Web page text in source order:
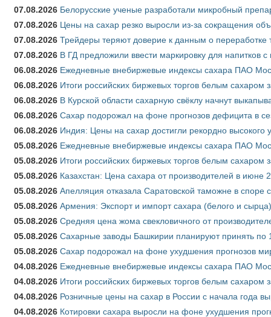
07.08.2026 Белорусские ученые разработали микробный
07.08.2026 Цены на сахар резко выросли из-за сокращения
07.08.2026 Трейдеры теряют доверие к данным о переработке
07.08.2026 В ГД предложили ввести маркировку для напитков
06.08.2026 Ежедневные внебиржевые индексы сахара ПАО
06.08.2026 Итоги российских биржевых торгов белым сахаром
06.08.2026 В Курской области сахарную свёклу начнут
06.08.2026 Сахар подорожал на фоне прогнозов дефицита в
06.08.2026 Индия: Цены на сахар достигли рекордно высокого
05.08.2026 Ежедневные внебиржевые индексы сахара ПАО
05.08.2026 Итоги российских биржевых торгов белым сахаром
05.08.2026 Казахстан: Цена сахара от производителей в июне
05.08.2026 Апелляция отказала Саратовской таможне в
05.08.2026 Армения: Экспорт и импорт сахара (белого и
05.08.2026 Средняя цена жома свекловичного от
05.08.2026 Сахарные заводы Башкирии планируют принять по
05.08.2026 Сахар подорожал на фоне ухудшения прогнозов
04.08.2026 Ежедневные внебиржевые индексы сахара ПАО
04.08.2026 Итоги российских биржевых торгов белым сахаром
04.08.2026 Розничные цены на сахар в России с начала года
04.08.2026 Котировки сахара выросли на фоне ухудшения